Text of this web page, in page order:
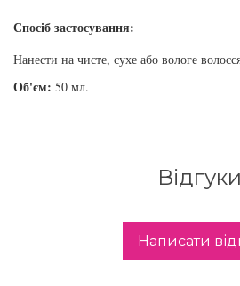
Спосіб застосування:
Нанести на чисте, сухе або вологе
Об'єм: 50 мл.
Відгуки
Написати